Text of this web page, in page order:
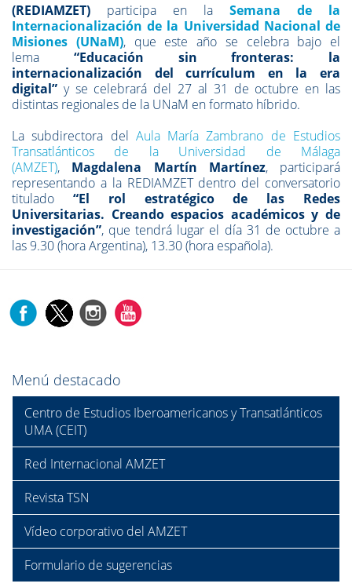
(REDIAMZET) participa en la Semana de la
Internacionalización de la Universidad Nacional de
Misiones (UNaM), que este año se celebra bajo el
lema “Educación sin fronteras: la
internacionalización del currículum en la era
digital” y se celebrará del 27 al 31 de octubre en las
distintas regionales de la UNaM en formato híbrido.
La subdirectora del Aula María Zambrano de Estudios
Transatlánticos de la Universidad de Málaga
(AMZET), Magdalena Martín Martínez, participará
representando a la REDIAMZET dentro del conversatorio
titulado “El rol estratégico de las Redes
Universitarias. Creando espacios académicos y de
investigación”, que tendrá lugar el día 31 de octubre a
las 9.30 (hora Argentina), 13.30 (hora española).
Menú destacado
Centro de Estudios Iberoamericanos y Transatlánticos
UMA (CEIT)
Red Internacional AMZET
Revista TSN
Vídeo corporativo del AMZET
Formulario de sugerencias